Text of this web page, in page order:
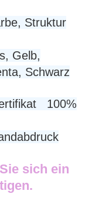
Struktur
Gelb,
Schwarz
100%
sich ein